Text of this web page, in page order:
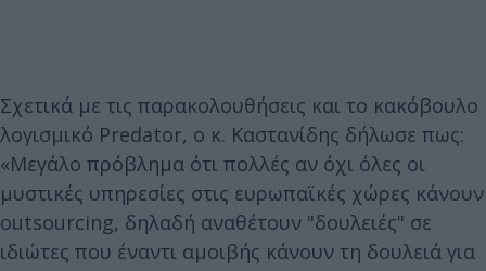
Σχετικά με τις παρακολουθήσεις και το κακόβουλο
λογισμικό Predator, ο κ. Καστανίδης δήλωσε πως:
«Μεγάλο πρόβλημα ότι πολλές αν όχι όλες οι
μυστικές υπηρεσίες στις ευρωπαϊκές χώρες κάνουν
outsourcing, δηλαδή αναθέτουν "δουλειές" σε
ιδιώτες που έναντι αμοιβής κάνουν τη δουλειά για